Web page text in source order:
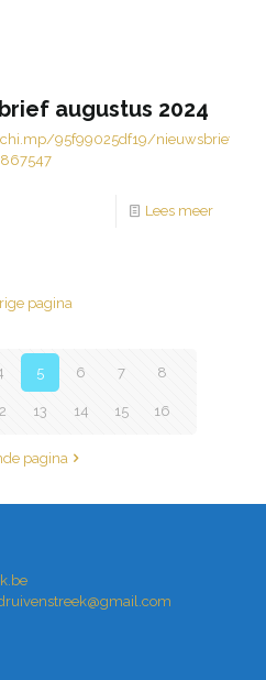
augustus 2024
95f99025df19/nieuwsbrief-
Lees meer
pagina
5 6 7 8
13 14 15 16
pagina